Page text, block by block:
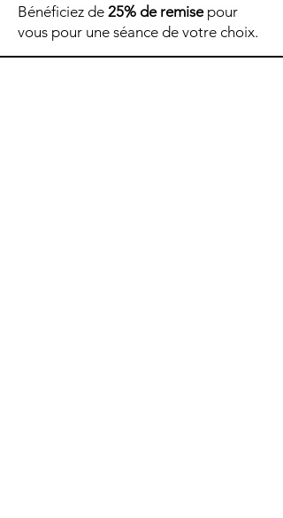
Bénéficiez de 25% de remisepour
vous pour une séance de votre choix.